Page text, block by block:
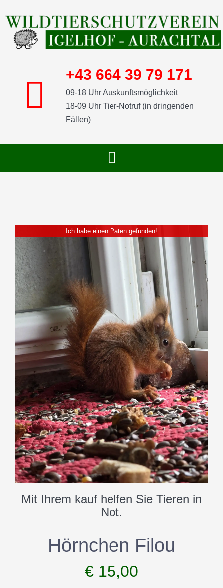
to
content
+43 664 39 79 171
09-18 Uhr Auskunftsmöglichkeit
18-09 Uhr Tier-Notruf (in dringenden
Fällen)
Toggle
SPENDENINFORMATION
TEAM
PARTNER
MEDIEN & PRESSEARTIKEL
TIERISCHE GESCHICHTEN
KONTAKT
DATENSCHUTZERKLÄRUNG
IMPRESSUM
Ich habe einen Paten gefunden!
Mit Ihrem kauf helfen Sie Tieren in
Not.
Hörnchen Filou
€ 15,00